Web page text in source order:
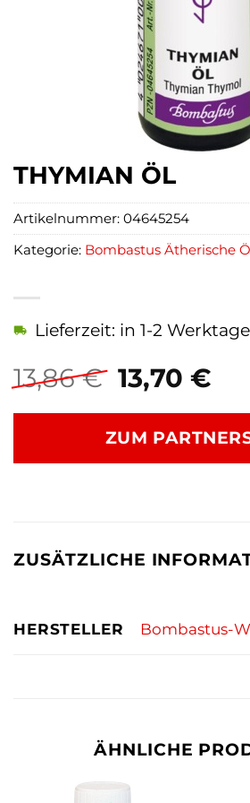
THYMIAN ÖL
13,86€
Preis
war:
13,86 €
13,70 €
ist:
Lieferzeit: in 1-2
ZUM
Artikelnummer: 04645254
Kategorie: Bombastus Ätherische
ZUSÄTZLICHE
HERSTELLER Bombastus-
ÄHNLICHE